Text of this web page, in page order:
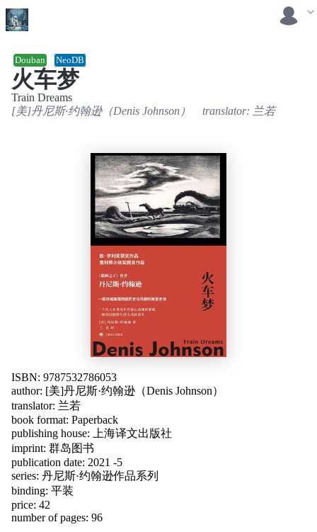
火车梦
Douban NeoDB
ISBN: 9787532786053
author: [美]丹尼斯·约翰逊（Denis Johnson）
translator: 兰若
book format: Paperback
publishing house: 上海译文出版社
imprint: 群岛图书
publication date: 2021 -5
series: 丹尼斯·约翰逊作品系列
binding: 平装
price: 42
number of pages: 96
Train Dreams
[美]丹尼斯·约翰逊（Denis Johnson）
translator: 兰若